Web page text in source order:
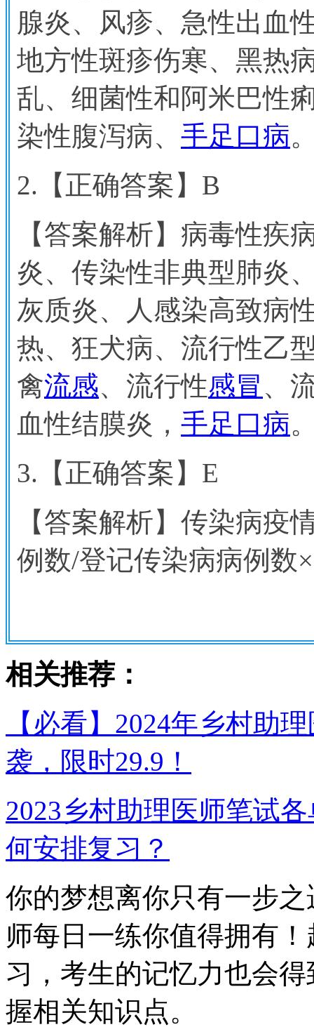
腺炎、风疹、急性出血
地方性斑疹伤寒、黑热
乱、细菌性和阿米巴性
染性腹泻病、 手足口病
2. 【正确答案】B
【答案解析】病毒性疾
炎、传染性非典型肺炎
灰质炎、人感染高致病
热、狂犬病、流行性乙
禽流感、流行性感冒 、
血性结膜炎， 手足口病
3. 【正确答案】E
【答案解析】传染病疫
例数/登记传染病病例数
相关推荐：
【必看】2024年乡村助
袭，限时29.9！
2023乡村助理医师笔试
何安排复习？
你的梦想离你只有一步
师每日一练你值得拥有
习，考生的记忆力也会
握相关知识点。